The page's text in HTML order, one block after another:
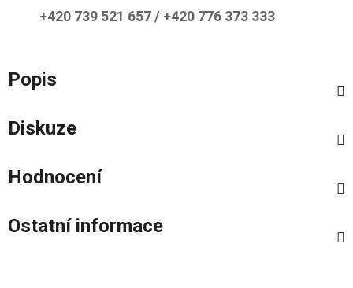
+420 739 521 657 / +420 776 373 333
Popis
Diskuze
Hodnocení
Ostatní informace